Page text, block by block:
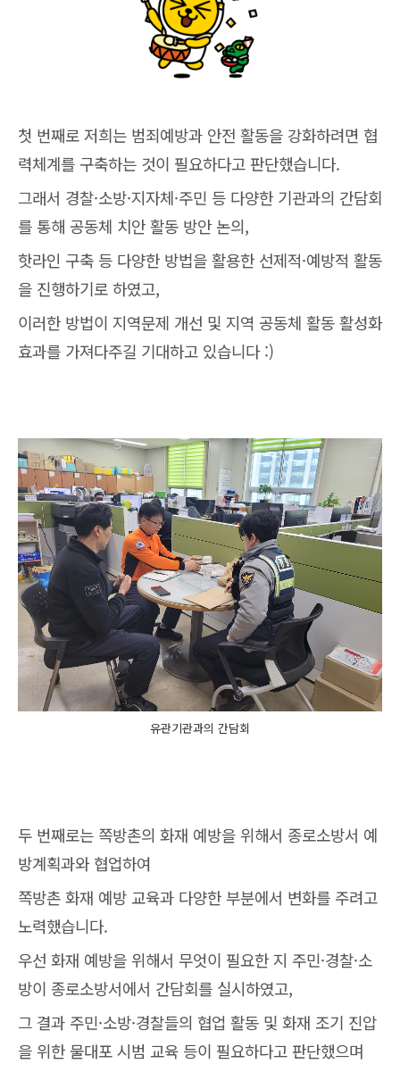
첫 번째로 저희는 범죄예방과 안전 활동을 강화하려면 협
력체계를 구축하는 것이 필요하다고 판단했습니다.
그래서 경찰·소방·지자체·주민 등 다양한 기관과의 간담회
를 통해 공동체 치안 활동 방안 논의,
핫라인 구축 등 다양한 방법을 활용한 선제적·예방적 활동
을 진행하기로 하였고,
이러한 방법이 지역문제 개선 및 지역 공동체 활동 활성화
효과를 가져다주길 기대하고 있습니다 :)
유관기관과의 간담회
두 번째로는 쪽방촌의 화재 예방을 위해서 종로소방서 예
방계획과와 협업하여
쪽방촌 화재 예방 교육과 다양한 부분에서 변화를 주려고
노력했습니다.
우선 화재 예방을 위해서 무엇이 필요한 지 주민·경찰·소
방이 종로소방서에서 간담회를 실시하였고,
그 결과 주민·소방·경찰들의 협업 활동 및 화재 조기 진압
을 위한 물대포 시범 교육 등이 필요하다고 판단했으며